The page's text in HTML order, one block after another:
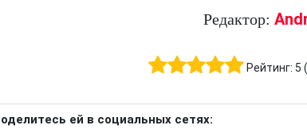
Редактор:
Рейтинг: 5 (
ей в социальных сетях: